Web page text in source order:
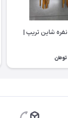
تیرک چادر 2 نفره شاین تریپ |
تومان